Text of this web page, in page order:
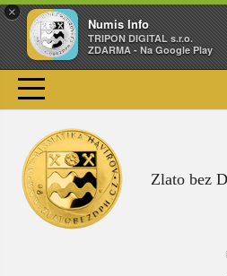
×
Numis Info
TRIPON DIGITAL s.r.o.
ZDARMA - Na Google Play
Zlato bez